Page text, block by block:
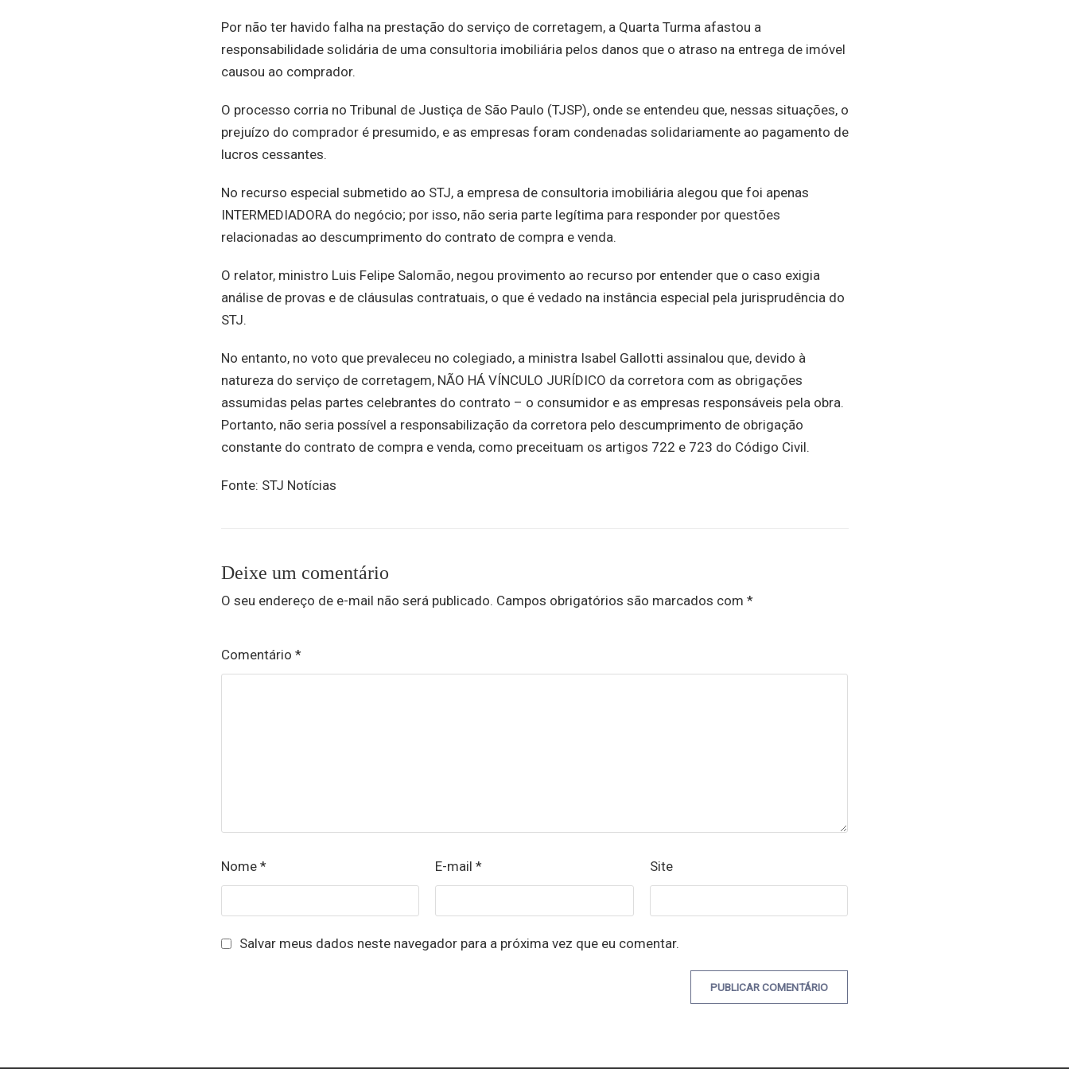
Por não ter havido falha na prestação do serviço de corretagem, a Quarta Turma afastou a
responsabilidade solidária de uma consultoria imobiliária pelos danos que o atraso na entrega de imóvel
causou ao comprador.
O processo corria no Tribunal de Justiça de São Paulo (TJSP), onde se entendeu que, nessas situações, o
prejuízo do comprador é presumido, e as empresas foram condenadas solidariamente ao pagamento de
lucros cessantes.
No recurso especial submetido ao STJ, a empresa de consultoria imobiliária alegou que foi apenas
INTERMEDIADORA do negócio; por isso, não seria parte legítima para responder por questões
relacionadas ao descumprimento do contrato de compra e venda.
O relator, ministro Luis Felipe Salomão, negou provimento ao recurso por entender que o caso exigia
análise de provas e de cláusulas contratuais, o que é vedado na instância especial pela jurisprudência do
STJ.
No entanto, no voto que prevaleceu no colegiado, a ministra Isabel Gallotti assinalou que, devido à
natureza do serviço de corretagem, NÃO HÁ VÍNCULO JURÍDICO da corretora com as obrigações
assumidas pelas partes celebrantes do contrato – o consumidor e as empresas responsáveis pela obra.
Portanto, não seria possível a responsabilização da corretora pelo descumprimento de obrigação
constante do contrato de compra e venda, como preceituam os artigos 722 e 723 do Código Civil.
Fonte: STJ Notícias
Deixe um comentário
O seu endereço de e-mail não será publicado. Campos obrigatórios são marcados com *
Comentário *
Nome * E-mail* Site
Salvar meus dados neste navegador para a próxima vez que eu comentar.